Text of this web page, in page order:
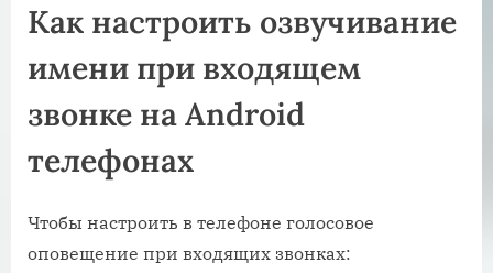
Как настроить озвучивание
имени при входящем
звонке на Android
телефонах
Чтобы настроить в телефоне голосовое
оповещение при входящих звонках: